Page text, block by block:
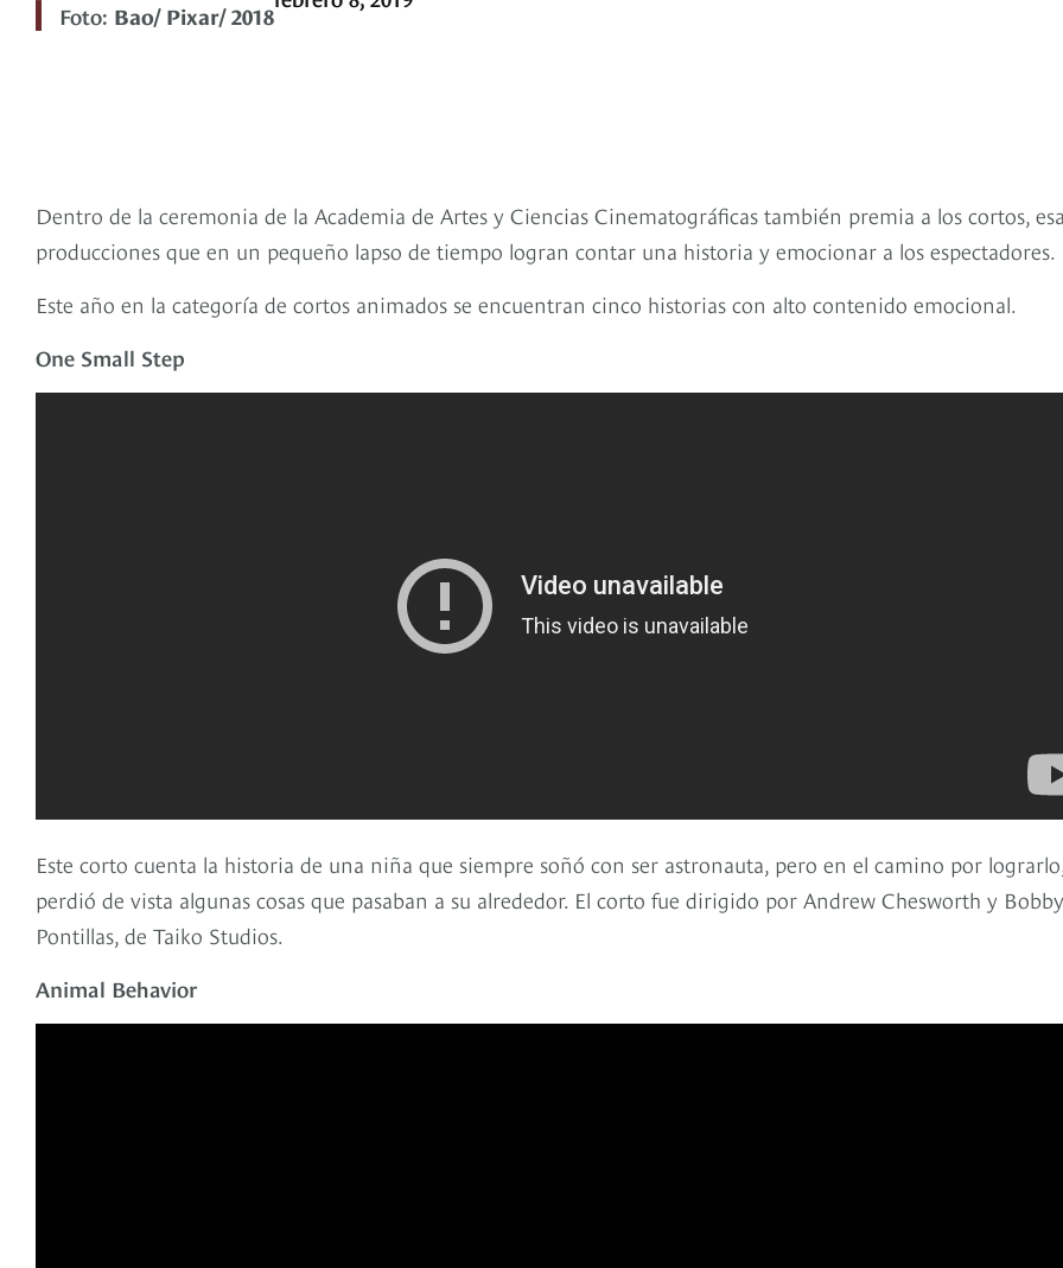
Foto: Bao/ Pixar/ 2018
Dentro de la ceremonia de la Academia de Artes y Ciencias Cinematográficas también premia a los cortos,
producciones que en un pequeño lapso de tiempo logran contar una historia y emocionar a los espectadores.
Este año en la categoría de cortos animados se encuentran cinco historias con alto contenido emocional.
One Small Step
Este corto cuenta la historia de una niña que siempre soñó con ser astronauta, pero en el camino por
perdió de vista algunas cosas que pasaban a su alrededor. El corto fue dirigido por Andrew Chesworth y Bobby
Pontillas, de Taiko Studios.
Animal Behavior